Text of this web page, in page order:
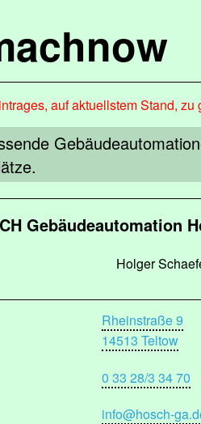
auf aktuellstem Stand, zu
Gebäudeautomation
Holger
Rheinstraße 9
14513 Teltow
0 33 28/3 34 70
info@hosch-